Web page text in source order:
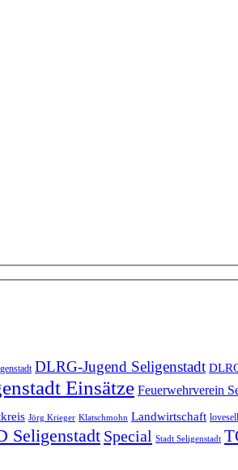
DLRG-Jugend Seligenstadt
Einsätze Feuerwehrverein
Jörg Krieger Klatschmohn Landwirtschaft
Seligenstadt Special Stadt Seligenstadt